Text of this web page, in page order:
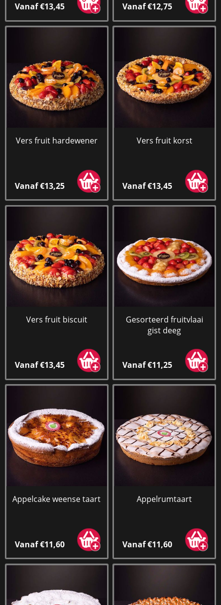
Vanaf €13,45 Vanaf €12,75
Vers fruit hardewener
Vanaf €13,25
Vers fruit korst
Vanaf €13,45
Vers fruit biscuit
Vanaf €13,45
Gesorteerd fruitvlaai
gist deeg
Vanaf €11,25
Appelcake weense taart
Vanaf €11,60
Appelrumtaart
Vanaf €11,60